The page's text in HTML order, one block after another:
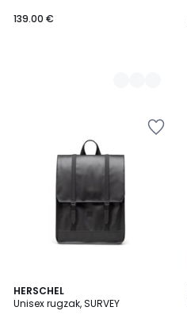
139.00 €
HERSCHEL
Unisex rugzak, SURVEY
4.5
/ 5
2
Kleuren